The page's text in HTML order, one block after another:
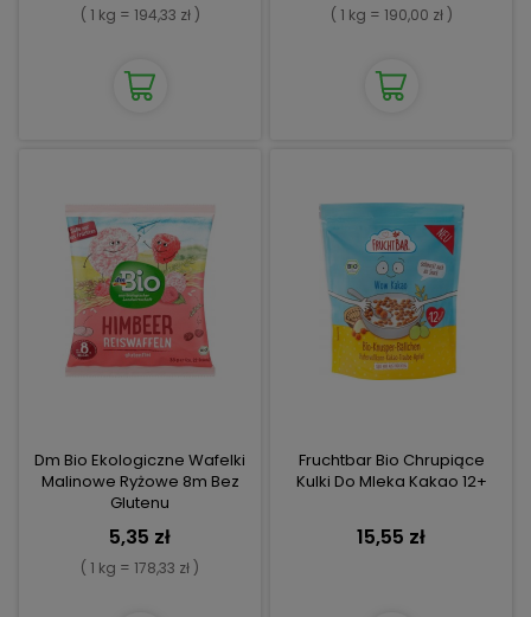
( 1 kg = 194,33 zł ) ( 1 kg = 190,00 zł )
Dm Bio Ekologiczne Wafelki
Malinowe Ryżowe 8m Bez
Glutenu
5,35 zł
( 1 kg = 178,33 zł )
Fruchtbar Bio Chrupiące
Kulki Do Mleka Kakao 12+
15,55 zł